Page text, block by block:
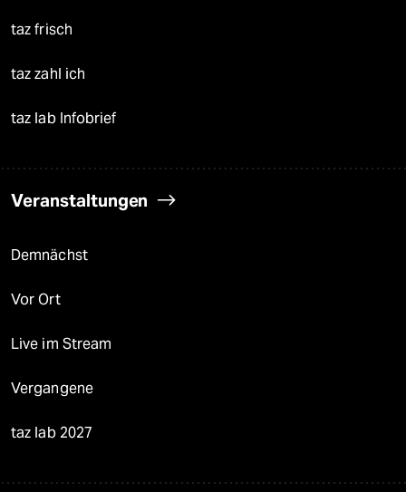
taz frisch
taz zahl ich
taz lab Infobrief
Veranstaltungen
Demnächst
Vor Ort
Live im Stream
Vergangene
taz lab 2027